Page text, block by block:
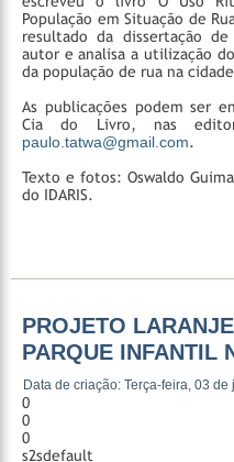
População em Situação de
resultado da dissertação
autor e analisa a utilização
da população de rua na
As publicações podem ser
Cia do Livro, nas
paulo.tatwa@gmail.com.
Texto e fotos: Oswaldo
do IDARIS.
PROJETO
PARQUE INFANTIL
Data de criação: Terça-feira, 03
0
0
0
s2sdefault